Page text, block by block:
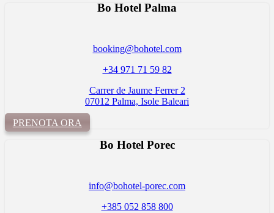
Bo Hotel Palma
booking@bohotel.com
+34 971 71 59 82
Carrer de Jaume Ferrer 2
07012 Palma, Isole Baleari
PRENOTA ORA
Bo Hotel Porec
info@bohotel-porec.com
+385 052 858 800